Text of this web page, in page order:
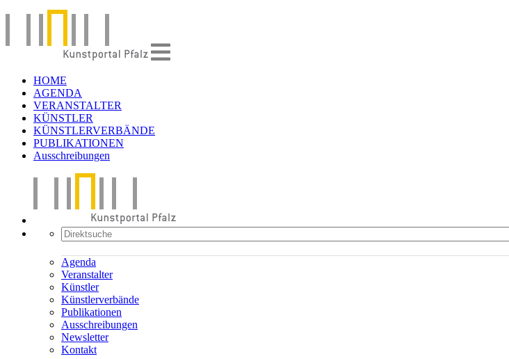
HOME
AGENDA
VERANSTALTER
KÜNSTLER
KÜNSTLERVERBÄNDE
PUBLIKATIONEN
Ausschreibungen
Agenda
Veranstalter
Künstler
Künstlerverbände
Publikationen
Ausschreibungen
Newsletter
Kontakt